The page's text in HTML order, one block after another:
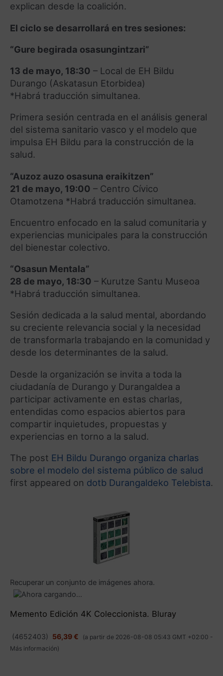
explican desde la coalición.
El ciclo se desarrollará en tres sesiones:
“Gure begirada osasungintzari”
13 de mayo, 18:30 – Local de EH Bildu
Durango (Askatasun Etorbidea)
*Habrá traducción simultanea.
Primera sesión centrada en el análisis general
del sistema sanitario vasco y el modelo que
impulsa EH Bildu para la construcción de la
salud.
“Auzoz auzo osasuna eraikitzen”
21 de mayo, 19:00 – Centro Cívico
Otamotzena *Habrá traducción simultanea.
Encuentro enfocado en la salud comunitaria y
experiencias municipales para la construcción
del bienestar colectivo.
“Osasun Mentala”
28 de mayo, 18:30 – Kurutze Santu Museoa
*Habrá traducción simultanea.
Sesión dedicada a la salud mental, abordando
su creciente relevancia social y la necesidad
de transformarla trabajando en la comunidad y
desde los determinantes de la salud.
Desde la organización se invita a toda la
ciudadanía de Durango y Durangaldea a
participar activamente en estas charlas,
entendidas como espacios abiertos para
compartir inquietudes, propuestas y
experiencias en torno a la salud.
The post EH Bildu Durango organiza charlas
sobre el modelo del sistema público de salud
first appeared on dotb Durangaldeko Telebista.
Recuperar un conjunto de imágenes ahora.
Memento Edición 4K Coleccionista. Bluray
(4652403) 56,39 €
(a partir de 2026-08-08 05:43 GMT +02:00 -
Más información)